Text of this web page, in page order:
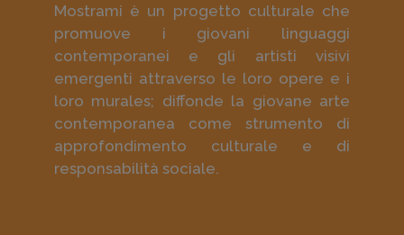
Mostrami è un progetto culturale che
promuove i giovani linguaggi
contemporanei e gli artisti visivi
emergenti attraverso le loro opere e i
loro murales; diffonde la giovane arte
contemporanea come strumento di
approfondimento culturale e di
responsabilità sociale.